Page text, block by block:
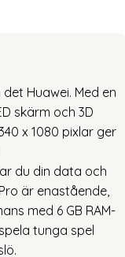
Huawei. Med en
skärm och 3D
x 1080 pixlar ger
du din data och
är enastående,
med 6 GB RAM-
tunga spel